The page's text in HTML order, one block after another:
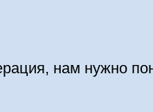
нам нужно